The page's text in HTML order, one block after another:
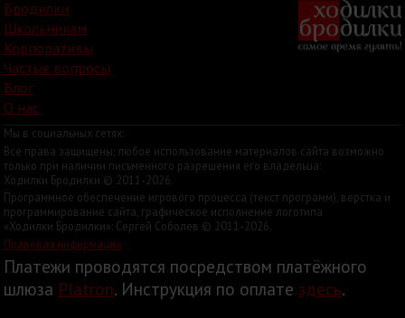
Бродилки
Школьникам
Корпоративы
Частые вопросы
Блог
О нас
Мы в социальных сетях:
Все права защищены; любое использование материалов сайта возможно
только при наличии письменного разрешения его владельца:
Ходилки Бродилки © 2011-2026.
Программное обеспечение игрового процесса (текст программ), вёрстка и
программирование сайта, графическое исполнение логотипа
«Ходилки Бродилки»: Сергей Соболев © 2011-2026.
Правовая информация
Платежи проводятся посредством платёжного
шлюза Platron. Инструкция по оплате здесь.